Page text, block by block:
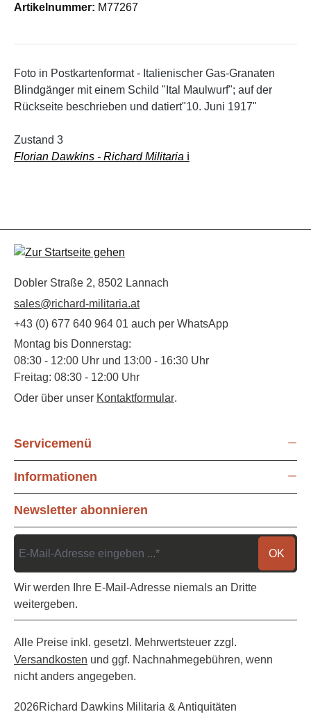
Artikelnummer: M77267
Foto in Postkartenformat - Italienischer Gas-Granaten
Blindgänger mit einem Schild "Ital Maulwurf"; auf der
Rückseite beschrieben und datiert"10. Juni 1917"
Zustand 3
Florian Dawkins - Richard Militaria ℹ️
Dobler Straße 2, 8502 Lannach
sales@richard-militaria.at
+43 (0) 677 640 964 01 auch per WhatsApp
Montag bis Donnerstag:
08:30 - 12:00 Uhr und 13:00 - 16:30 Uhr
Freitag: 08:30 - 12:00 Uhr
Oder über unser Kontaktformular.
Servicemenü
Informationen
Newsletter abonnieren
OK
Wir werden Ihre E-Mail-Adresse niemals an Dritte
weitergeben.
Alle Preise inkl. gesetzl. Mehrwertsteuer zzgl.
Versandkosten und ggf. Nachnahmegebühren, wenn
nicht anders angegeben.
2026Richard Dawkins Militaria & Antiquitäten